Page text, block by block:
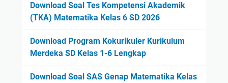
Download Soal Tes Kompetensi Akademik
(TKA) Matematika Kelas 6 SD 2026
Download Program Kokurikuler Kurikulum
Merdeka SD Kelas 1-6 Lengkap
Download Soal SAS Genap Matematika Kelas